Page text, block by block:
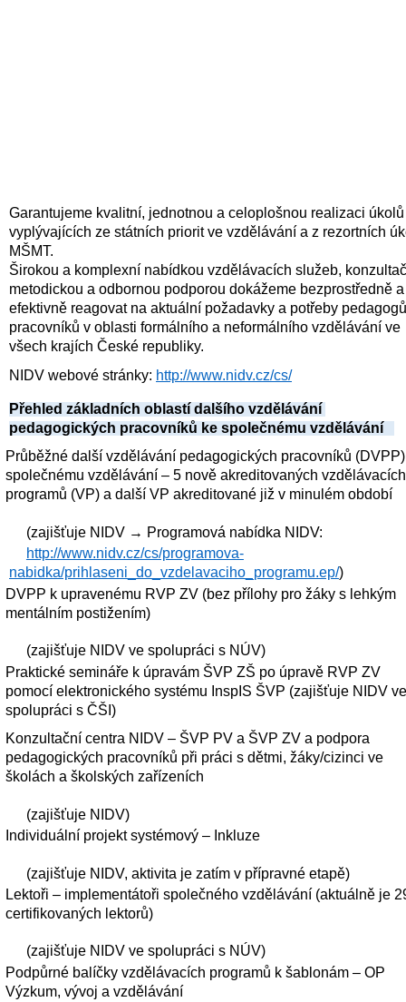
Garantujeme kvalitní, jednotnou a celoplošnou realizaci úkolů
vyplývajících ze státních priorit ve vzdělávání a z rezortních
MŠMT.
Širokou a komplexní nabídkou vzdělávacích služeb,
metodickou a odbornou podporou dokážeme bezprostředně a
efektivně reagovat na aktuální požadavky a potřeby
pracovníků v oblasti formálního a neformálního vzdělávání ve
všech krajích České republiky.
NIDV webové stránky: http://www.nidv.cz/cs/
Přehled základních oblastí dalšího vzdělávání
pedagogických pracovníků ke společnému vzdělávání
Průběžné další vzdělávání pedagogických pracovníků
společnému vzdělávání – 5 nově akreditovaných vzdělávacích
programů (VP) a další VP akreditované již v minulém období
(zajišťuje NIDV → Programová nabídka NIDV:
http://www.nidv.cz/cs/programova-
nabidka/prihlaseni_do_vzdelavaciho_programu.ep/)
DVPP k upravenému RVP ZV (bez přílohy pro žáky s lehkým
mentálním postižením)
(zajišťuje NIDV ve spolupráci s NÚV)
Praktické semináře k úpravám ŠVP ZŠ po úpravě RVP ZV
pomocí elektronického systému InspIS ŠVP (zajišťuje NIDV ve
spolupráci s ČŠI)
Konzultační centra NIDV – ŠVP PV a ŠVP ZV a podpora
pedagogických pracovníků při práci s dětmi, žáky/cizinci ve
školách a školských zařízeních
(zajišťuje NIDV)
Individuální projekt systémový – Inkluze
(zajišťuje NIDV, aktivita je zatím v přípravné etapě)
Lektoři – implementátoři společného vzdělávání (aktuálně je
certifikovaných lektorů)
(zajišťuje NIDV ve spolupráci s NÚV)
Podpůrné balíčky vzdělávacích programů k šablonám – OP
Výzkum, vývoj a vzdělávání